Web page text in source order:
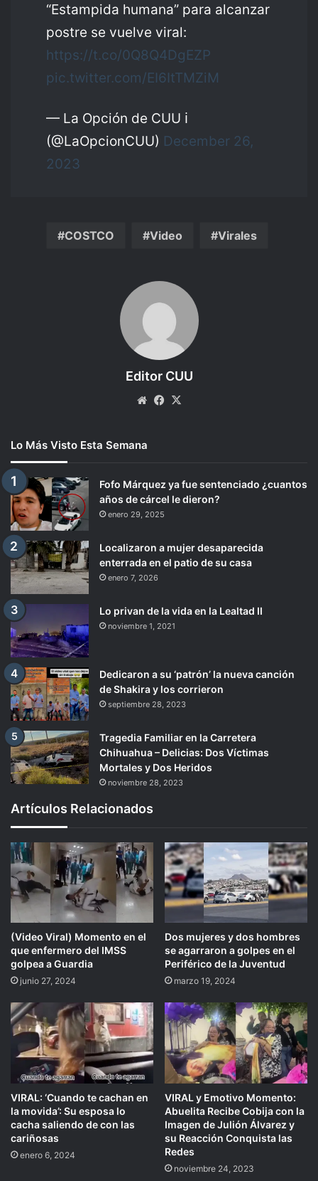
“Estampida humana” para alcanzar
postre se vuelve viral:
https://t.co/0Q8Q4DgEZP
pic.twitter.com/EI6ItTMZiM
— La Opción de CUU ℹ️
(@LaOpcionCUU) December 26,
2023
COSTCO Video Virales
Editor CUU
WebsiteFacebook
Lo Más Visto Esta Semana
Fofo Márquez ya fue sentenciado ¿cuantos
años de cárcel le dieron?
enero 29, 2025
Localizaron a mujer desaparecida
enterrada en el patio de su casa
enero 7, 2026
Lo privan de la vida en la Lealtad II
noviembre 1, 2021
Dedicaron a su ‘patrón’ la nueva canción
de Shakira y los corrieron
septiembre 28, 2023
Tragedia Familiar en la Carretera
Chihuahua – Delicias: Dos Víctimas
Mortales y Dos Heridos
noviembre 28, 2023
Artículos Relacionados
(Video Viral) Momento en el
que enfermero del IMSS
golpea a Guardia
junio 27, 2024
Dos mujeres y dos hombres
se agarraron a golpes en el
Periférico de la Juventud
marzo 19, 2024
VIRAL: ‘Cuando te cachan en
la movida’: Su esposa lo
cacha saliendo de con las
cariñosas
enero 6, 2024
VIRAL y Emotivo Momento:
Abuelita Recibe Cobija con la
Imagen de Julión Álvarez y
su Reacción Conquista las
Redes
noviembre 24, 2023